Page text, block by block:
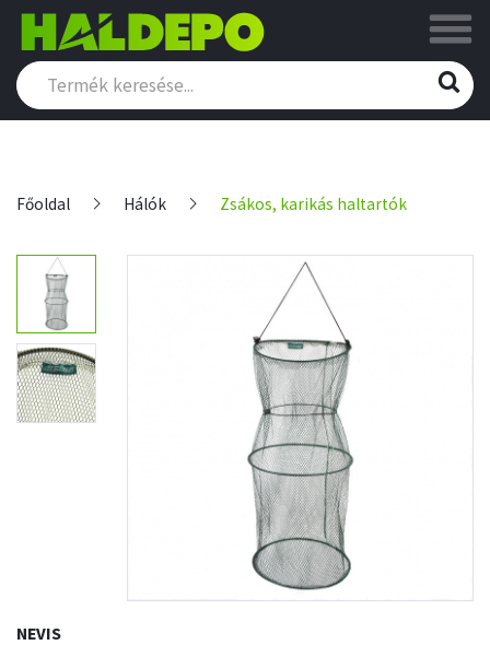
Főoldal Hálók Zsákos, karikás haltartók
NEVIS